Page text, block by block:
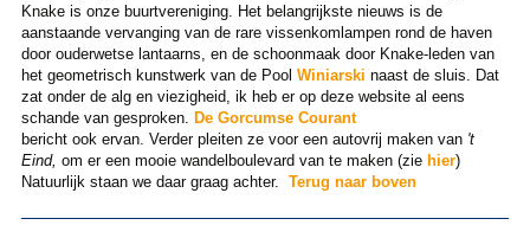
Knake is onze buurtvereniging. Het belangrijkste nieuws is de
aanstaande vervanging van de rare vissenkomlampen rond de haven
door ouderwetse lantaarns, en de schoonmaak door Knake-leden van
het geometrisch kunstwerk van de Pool Winiarski naast de sluis. Dat
zat onder de alg en viezigheid, ik heb er op deze website al eens
schande van gesproken. De Gorcumse Courant
bericht ook ervan. Verder pleiten ze voor een autovrij maken van 't
Eind, om er een mooie wandelboulevard van te maken (zie hier)
Natuurlijk staan we daar graag achter. Terug naar boven